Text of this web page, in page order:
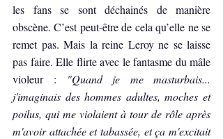
les fans se sont déchainés de manière
obscène. C’est peut-être de cela qu’elle ne se
remet pas. Mais la reine Leroy ne se laisse
pas faire. Elle flirte avec le fantasme du mâle
violeur :
"Quand je me masturbais...
j'imaginais des hommes adultes, moches et
poilus, qui me violaient à tour de rôle après
m'avoir attachée et tabassée, et ça m'excitait